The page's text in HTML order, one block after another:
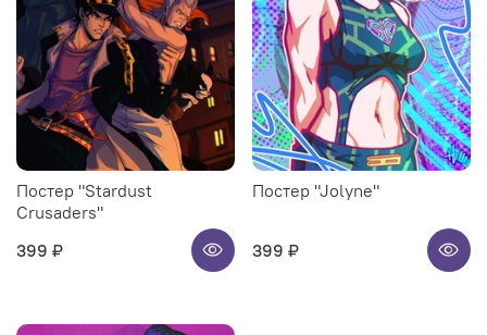
Постер "Stardust
Crusaders"
399 ₽
Постер "Jolyne"
399 ₽